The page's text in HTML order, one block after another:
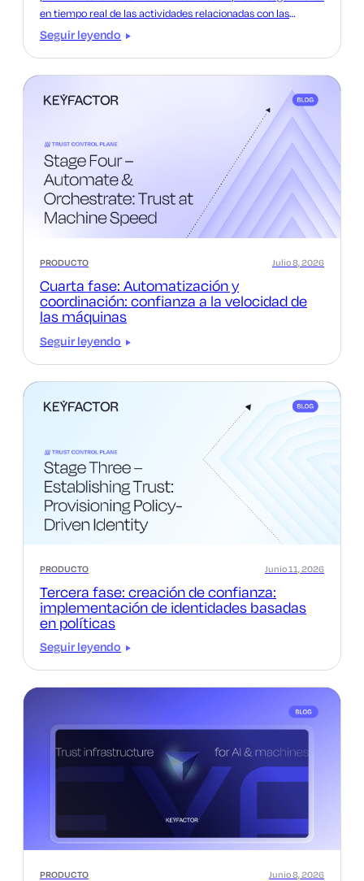
en tiempo real de las actividades relacionadas con las
identidades y los certificados, la detección de anomalías y la
Seguir leyendo
PRODUCTO
Cuarta fase: Automatización y
coordinación: confianza a la velocidad de
las máquinas
Julio 8, 2026
Seguir leyendo
PRODUCTO
Tercera fase: creación de confianza:
implementación de identidades basadas
en políticas
Junio 11, 2026
Seguir leyendo
PRODUCTO Junio 8, 2026